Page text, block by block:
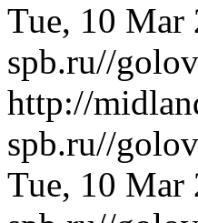
Tue, 10 Mar
spb.ru//
http://
spb.ru//
Tue, 10 Mar